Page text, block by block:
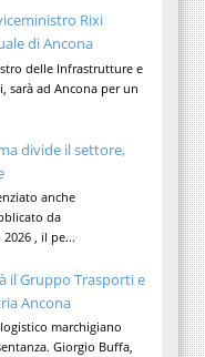
Rixi
di Ancona
delle Infrastrutture e
sarà ad Ancona per un
divide il settore,
anche
da
, il pe...
il Gruppo Trasporti e
Ancona
marchigiano
Giorgio Buffa,